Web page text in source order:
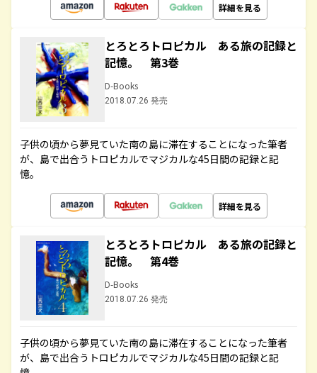
詳細を見る
とろとろトロピカル ある旅の記録と
記憶。 第3巻
D-Books
2018.07.26 発売
子供の頃から夢見ていた南の島に滞在することになった筆者
が、島で出合うトロピカルでマジカルな45日間の記録と記
憶。
詳細を見る
とろとろトロピカル ある旅の記録と
記憶。 第4巻
D-Books
2018.07.26 発売
子供の頃から夢見ていた南の島に滞在することになった筆者
が、島で出合うトロピカルでマジカルな45日間の記録と記